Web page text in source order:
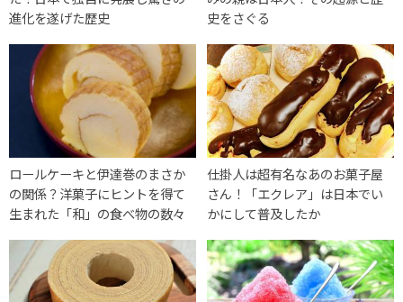
進化を遂げた歴史
史をさぐる
ロールケーキと伊達巻のまさか
の関係？洋菓子にヒントを得て
生まれた「和」の食べ物の数々
仕掛人は超有名なあのお菓子屋
さん！「エクレア」は日本でい
かにして普及したか